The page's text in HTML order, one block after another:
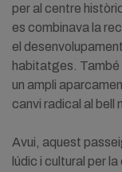
per al centre
es combinava la
el
habitatges. També
un ampli
canvi radical al bell
Avui, aquest
lúdic i cultural per